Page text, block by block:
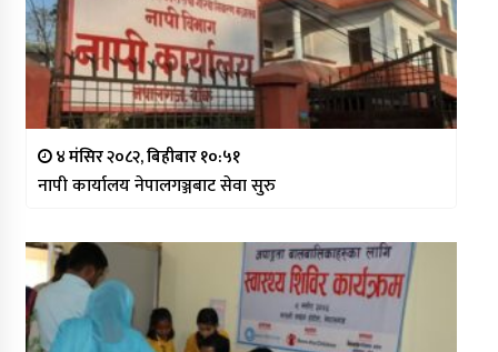
४ मंसिर २०८२, बिहीबार १०:५१
नापी कार्यालय नेपालगञ्जबाट सेवा सुरु